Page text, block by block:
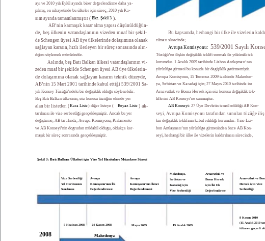
ayı ve 2010 yılı Eylül ayında birer değerlendirme daha ya-
pılmış, en nihayetinde bu ülkeler için süreç, 2010 yılı Ka-
sım ayında tamamlanmıştır ( Bkz. Şekil 3 ).
AB’nin karmaşık karar alma yapısı düşünüldüğün-
de, beş ülkenin vatandaşlarının vizeden muaf bir şekil-
de Schengen üyesi AB üye ülkelerinde dolaşımına olanak
sağlayan kararın, hızlı ilerleyen bir süreç sonrasında alın-
dığını söylemek mümkündür.
Aslında, beş Batı Balkan ülkesi vatandaşlarının vi-
zeden muaf bir şekilde Schengen üyesi AB üye ülkelerin-
de dolaşımına olanak sağlayan kararın teknik düzeyde,
AB’nin 15 Mart 2001 tarihinde kabul ettiği 539/2001 Sa-
yılı Konsey Tüzüğü’ndeki bir değişiklik olduğu söylenebilir.
Beş Batı Balkan ülkesinin, söz konusu tüzüğün ekinde yer
alan bir listeden (Kara Liste) diğer listeye ( Beyaz Liste ) ak-
tarılması ile vize serbestliği gerçekleşmiştir. Ancak bu yer
değiştirme, AB tarafında; Avrupa Komisyonu, Parlamento
ve AB Konseyi’nin doğrudan müdahil olduğu, oldukça kar-
maşık bir süreç sonrasında gerçekleşmiştir.
Bu kapsamda, herhangi bir ülke ile vizelerin
rılması sürecinde;
Avrupa Komisyonu: 539/2001 Sayılı
Tüzüğü’ne ilişkin değişiklik teklifi sunmak ile yükümlü tek
kurumdur. 1 Aralık 2009 tarihinde Lizbon Antlaşması’nın
yürürlüğe girmesi bu konuda bir değişiklik getirmemiştir.
Avrupa Komisyonu, 15 Temmuz 2009 tarihinde Makedon-
ya, Sırbistan ve Karadağ için; 27 Mayıs 2010 tarihinde ise
Arnavutluk ve Bosna Hersek için söz konusu değişiklik tek-
liflerini AB Konseyi’ne sunmuştur.
AB Konseyi: 27 Üye Devletin temsil edildiği AB Kon-
seyi, Avrupa Komisyonu tarafından sunulan tüzüğe
kin değişiklik teklifinin kabul edildiği kurumdur. Yine Liz-
bon Antlaşması’nın yürürlüğe girmesinden önce AB Kon-
seyi, herhangi bir ülke ile vizelerin kaldırılması sürecinde,
Şekil 3: Batı Balkan Ülkeleri için Vize Yol Haritaları Müzakere Süreci
Vize Serbestliği
Yol Haritasının
Sunulması
Avrupa
Komisyonu’nun İlk
Değerlendirmesi
Arnavutluk ve
Hersek için Vize
Serbestliği
8 Kasım 2010
(15 Aralık 2010
itibaren geçerli
19 Aralık 2009
Mayıs 2009
24 Kasım 2008
5 Haziran 2008
Makedonya
2008
Avrupa
Komisyonu’nun İkinci
Değerlendirmesi
Makedonya,
Sırbistan ve
Karadağ için
Vize Serbestliği
Arnavutluk ve
Bosna Hersek
için İki Ek
Değerlendirme